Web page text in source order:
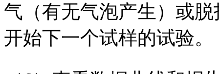
气（有无气泡产生）或
开始下一个试样的试验。